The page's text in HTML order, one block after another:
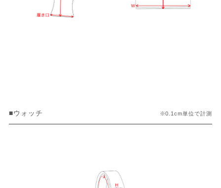
■ウォッチ ※0.1cm単位で計測